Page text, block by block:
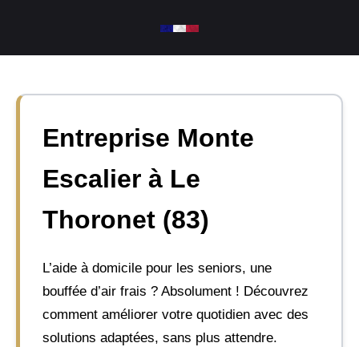
contenu
Entreprise Monte
Escalier à Le
Thoronet (83)
L’aide à domicile pour les seniors, une
bouffée d’air frais ? Absolument ! Découvrez
comment améliorer votre quotidien avec des
solutions adaptées, sans plus attendre.